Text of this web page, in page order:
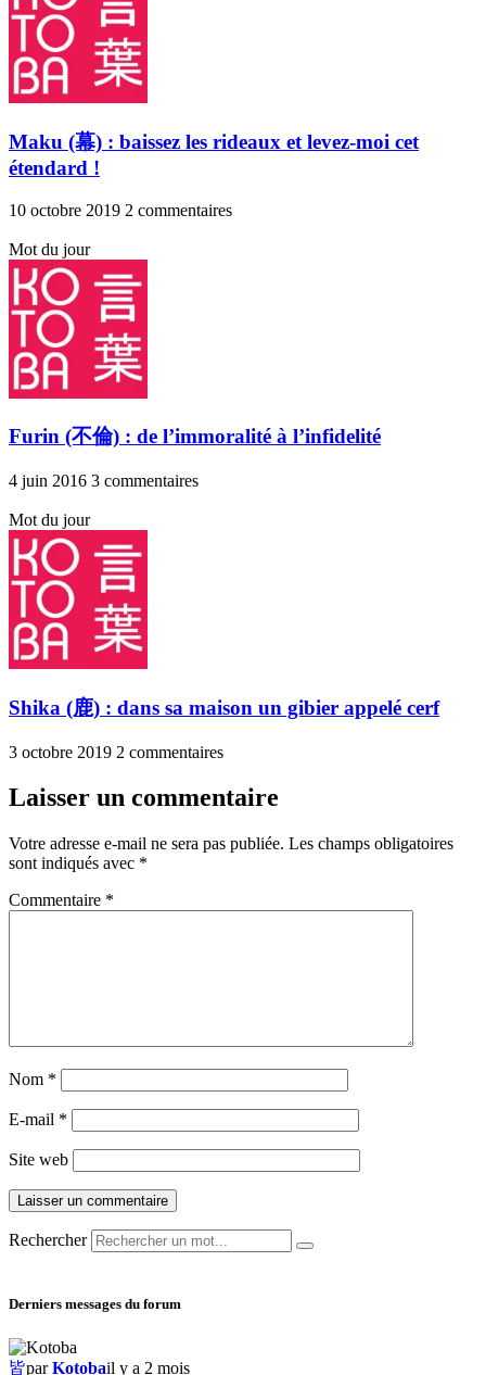
Maku (幕) : baissez les rideaux et levez-moi cet
étendard !
10 octobre 2019 2 commentaires
Mot du jour
Furin (不倫) : de l’immoralité à l’infidelité
4 juin 2016 3 commentaires
Mot du jour
Shika (鹿) : dans sa maison un gibier appelé cerf
3 octobre 2019 2 commentaires
Laisser un commentaire
Votre adresse e-mail ne sera pas publiée. Les champs obligatoires
sont indiqués avec *
Commentaire *
Nom *
E-mail *
Site web
Rechercher
Derniers messages du forum
皆parKotobail y a 2 mois